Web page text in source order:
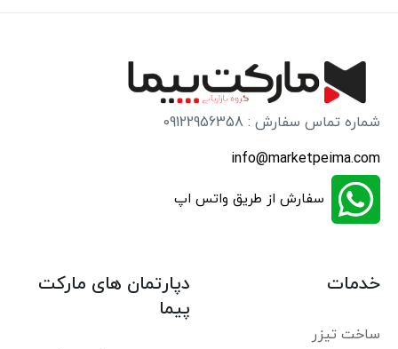
شماره تماس سفارش : 09122956358
info@marketpeima.com
سفارش از طریق واتس اپ
خدمات
ساخت تیزر
دپارتمان های مارکت
پیما